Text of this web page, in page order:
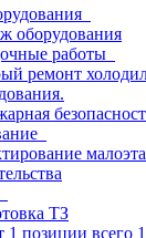
оборудования
работы
ремонт
ТЗ
1 позиции всего